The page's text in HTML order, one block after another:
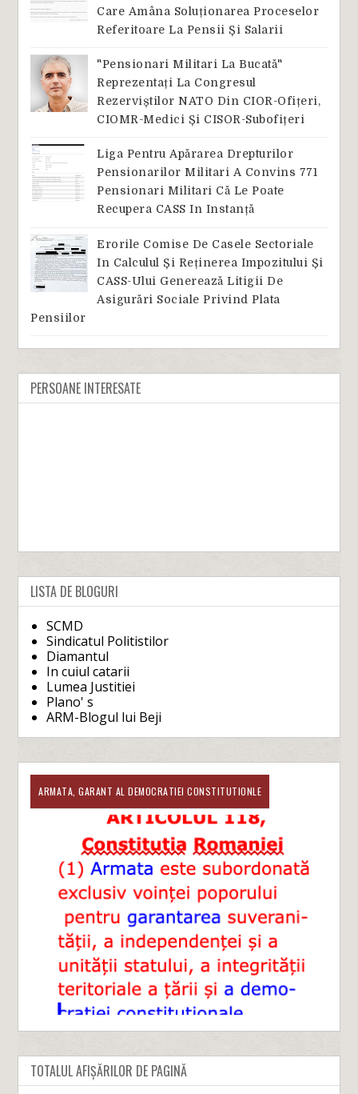
Care Amâna Soluționarea Proceselor
Referitoare La Pensii Și Salarii
"Pensionari Militari La Bucată"
Reprezentați La Congresul
Rezerviștilor NATO Din CIOR-Ofițeri,
CIOMR-Medici Și CISOR-Subofițeri
Liga Pentru Apărarea Drepturilor
Pensionarilor Militari A Convins 771
Pensionari Militari Că Le Poate
Recupera CASS In Instanță
Erorile Comise De Casele Sectoriale
In Calculul Și Reținerea Impozitului Și
CASS-Ului Generează Litigii De
Asigurări Sociale Privind Plata
Pensiilor
PERSOANE INTERESATE
LISTA DE BLOGURI
SCMD
Sindicatul Politistilor
Diamantul
In cuiul catarii
Lumea Justitiei
Plano' s
ARM-Blogul lui Beji
ARMATA, GARANT AL DEMOCRATIEI CONSTITUTIONLE
TOTALUL AFIȘĂRILOR DE PAGINĂ